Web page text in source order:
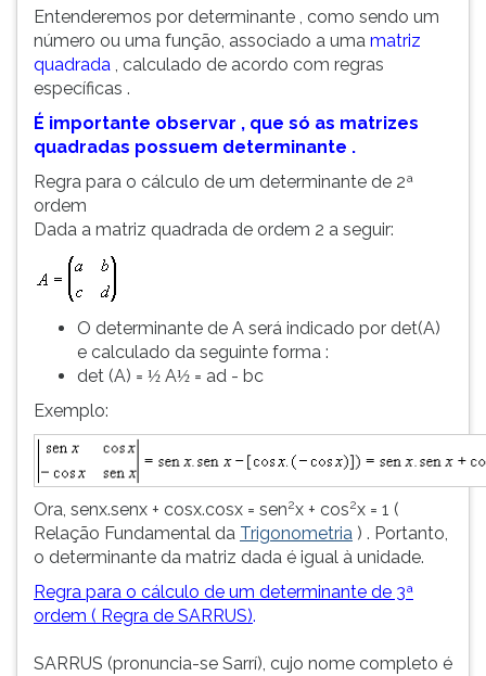
Entenderemos por determinante , como sendo um
número ou uma função, associado a uma matriz
quadrada , calculado de acordo com regras
específicas .
É importante observar , que só as matrizes
quadradas possuem determinante .
Regra para o cálculo de um determinante de 2ª
ordem
Dada a matriz quadrada de ordem 2 a seguir:
O determinante de A será indicado por det(A)
e calculado da seguinte forma :
det (A) = ½ A½ = ad - bc
Exemplo:
Ora, senx.senx + cosx.cosx = sen2x + cos2x = 1 (
Relação Fundamental da Trigonometria ) . Portanto,
o determinante da matriz dada é igual à unidade.
Regra para o cálculo de um determinante de 3ª
ordem ( Regra de SARRUS).
SARRUS (pronuncia-se Sarrí), cujo nome completo é